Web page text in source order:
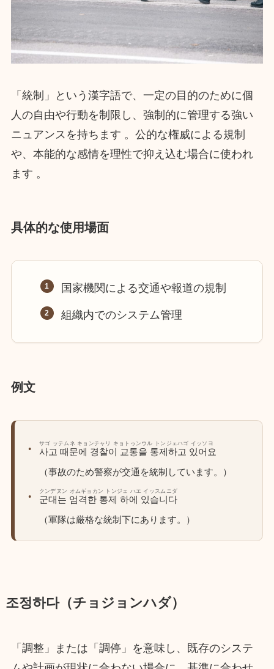
「統制」という漢字語で、一定の目的のために個
人の自由や行動を制限し、強制的に管理する強い
ニュアンスを持ちます 。公的な権威による規制
や、本能的な感情を理性で抑え込む場合に使われ
ます 。
具体的な使用場面
国家機関による交通や報道の規制
組織内でのシステム管理
例文
사고 때문에 경찰이 교통을 통제하고 있어요
サゴ ッテムネ キョンチャリ キョトゥンウル トンジェハゴ イッソヨ
（事故のため警察が交通を統制しています。）
군대는 엄격한 통제 하에 있습니다
クンデヌン オムギョカン トンジェ ハエ イッスムニダ
（軍隊は厳格な統制下にあります。）
조정하다（チョジョンハダ）
「調整」または「調停」を意味し、既存のシステ